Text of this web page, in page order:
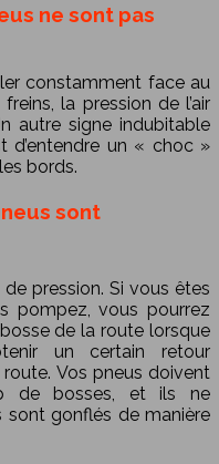
ne sont pas
constamment face au
la pression de l’air
autre signe indubitable
d’entendre un « choc »
bords.
sont
de pression. Si vous êtes
pompez, vous pourrez
de la route lorsque
un certain retour
Vos pneus doivent
de bosses, et ils ne
sont gonflés de manière